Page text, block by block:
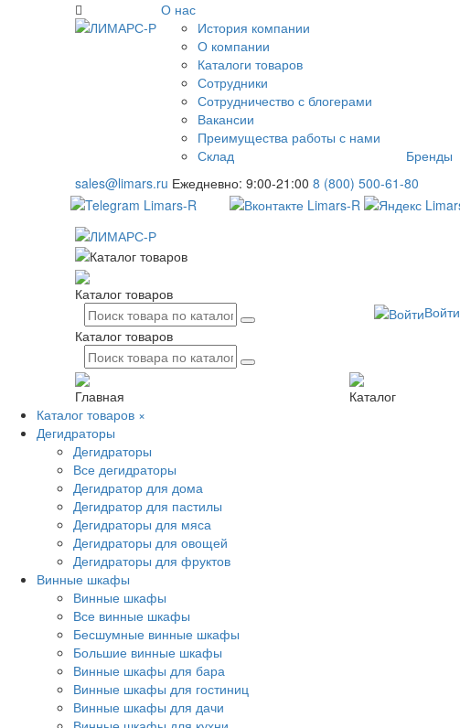
О нас
История компании
О компании
Каталоги товаров
Сотрудники
Сотрудничество с блогерами
Вакансии
Преимущества работы с нами
Склад
Бренды
sales@limars.ru Ежедневно: 9:00-21:00 8 (800) 500-61-80
Каталог товаров
Войти
Каталог товаров
Главная Каталог
Каталог товаров ×
Дегидраторы
Дегидраторы
Все дегидраторы
Дегидратор для дома
Дегидратор для пастилы
Дегидраторы для мяса
Дегидраторы для овощей
Дегидраторы для фруктов
Винные шкафы
Винные шкафы
Все винные шкафы
Бесшумные винные шкафы
Большие винные шкафы
Винные шкафы для бара
Винные шкафы для гостиниц
Винные шкафы для дачи